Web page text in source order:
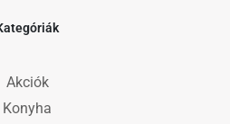
Akciók
Konyha